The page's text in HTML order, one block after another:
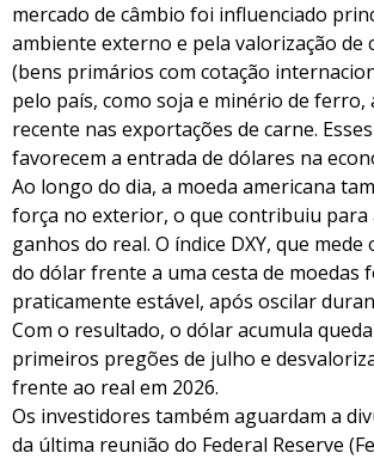
mercado de câmbio foi influenciado
ambiente externo e pela valorização de
(bens primários com cotação
pelo país, como soja e minério de ferro,
recente nas exportações de carne.
favorecem a entrada de dólares na
Ao longo do dia, a moeda americana
força no exterior, o que contribuiu para
ganhos do real. O índice DXY, que
do dólar frente a uma cesta de moedas
praticamente estável, após oscilar
Com o resultado, o dólar acumula
primeiros pregões de julho e
frente ao real em 2026.
Os investidores também aguardam a
da última reunião do Federal Reserve